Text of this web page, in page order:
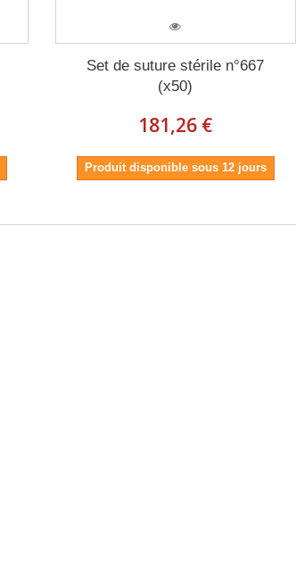
Set de suture stérile n°667
(x50)
181,26 €
Produit disponible sous 12 jours